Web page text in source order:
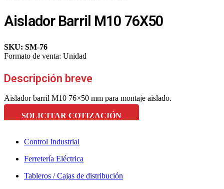
Aislador Barril M10 76X50
SKU: SM-76
Formato de venta: Unidad
Descripción breve
Aislador barril M10 76×50 mm para montaje aislado.
SOLICITAR COTIZACIÓN
Control Industrial
Ferretería Eléctrica
Tableros / Cajas de distribución